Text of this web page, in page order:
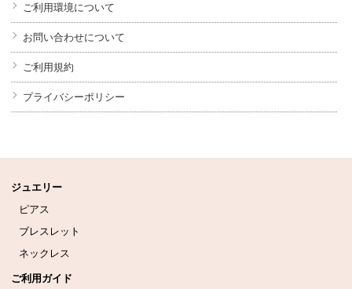
ご利用環境について
お問い合わせについて
ご利用規約
プライバシーポリシー
ジュエリー
ピアス
ブレスレット
ネックレス
ご利用ガイド